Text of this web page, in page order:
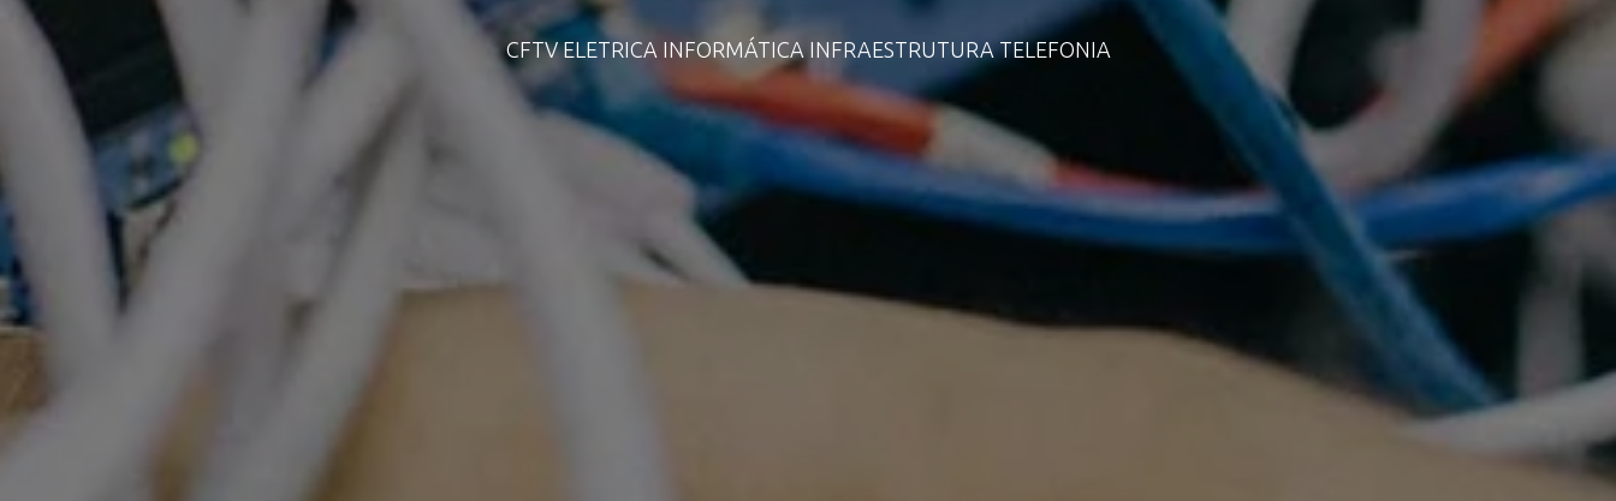
CFTV ELETRICA INFORMÁTICA INFRAESTRUTURA TELEFONIA